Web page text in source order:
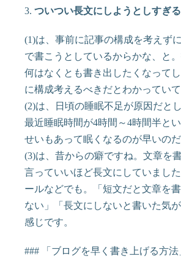
3. ついつい長文にしようとしすぎる
(1)は、事前に記事の構成を考えず
で書こうとしているからかな、と
何はなくとも書き出したくなって
に構成考えるべきだとわかってい
(2)は、日頃の睡眠不足が原因だと
最近睡眠時間が4時間～4時間半と
せいもあって眠くなるのが早いのだ
(3)は、昔からの癖ですね。文章を
言っていいほど長文にしていまし
ールなどでも。「短文だと文章を
ない」「長文にしないと書いた気
感じです。
### 「ブログを早く書き上げる方